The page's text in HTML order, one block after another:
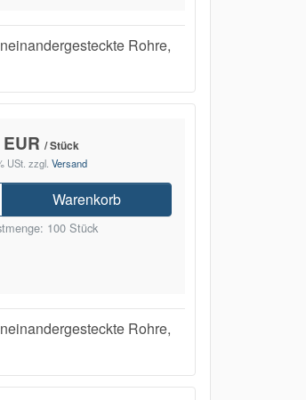
Rohre,
/ Stück
USt. zzgl. Versand
Warenkorb
100 Stück
Rohre,